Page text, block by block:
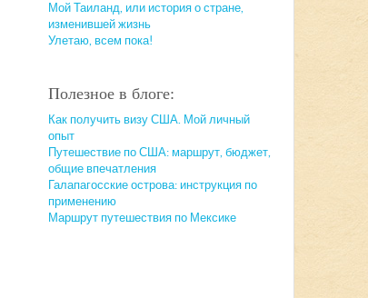
Мой Таиланд, или история о стране,
изменившей жизнь
Улетаю, всем пока!
Полезное в блоге:
Как получить визу США. Мой личный
опыт
Путешествие по США: маршрут, бюджет,
общие впечатления
Галапагосские острова: инструкция по
применению
Маршрут путешествия по Мексике